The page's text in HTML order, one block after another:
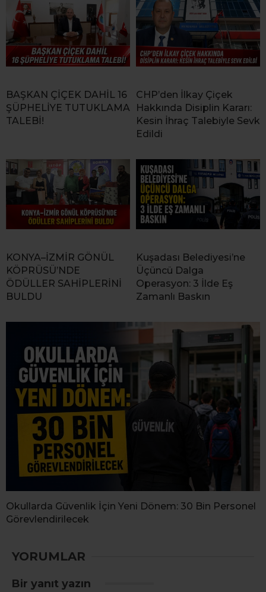
BAŞKAN ÇİÇEK DAHİL 16
ŞÜPHELİYE TUTUKLAMA
TALEBİ!
CHP’den İlkay Çiçek
Hakkında Disiplin Kararı:
Kesin İhraç Talebiyle Sevk
Edildi
KONYA–İZMİR GÖNÜL
KÖPRÜSÜ’NDE
ÖDÜLLER SAHİPLERİNİ
BULDU
Kuşadası Belediyesi’ne
Üçüncü Dalga
Operasyon: 3 İlde Eş
Zamanlı Baskın
Okullarda Güvenlik İçin Yeni Dönem: 30 Bin Personel
Görevlendirilecek
YORUMLAR
Bir yanıt yazın